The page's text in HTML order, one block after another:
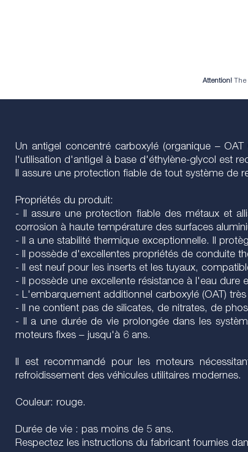
Attention!
Un antigel concentré carboxylé (organique –
l'utilisation d'antigel à base d'éthylène-glycol est
Il assure une protection fiable de tout système de
Propriétés du produit:
- Il assure une protection fiable des métaux et
corrosion à haute température des surfaces
- Il a une stabilité thermique exceptionnelle. Il
- Il possède d'excellentes propriétés de conduite
- Il est neuf pour les inserts et les tuyaux,
- Il possède une excellente résistance à l'eau
- L'embarquement additionnel carboxylé (OAT)
- Il ne contient pas de silicates, de nitrates, de
- Il a une durée de vie prolongée dans les
moteurs fixes – jusqu'à 6 ans.
Il est recommandé pour les moteurs
refroidissement des véhicules utilitaires modernes.
Couleur: rouge.
Durée de vie : pas moins de 5 ans.
Respectez les instructions du fabricant fournies